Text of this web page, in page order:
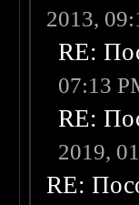
2013,
RE:
07:13
RE:
2019,
RE: